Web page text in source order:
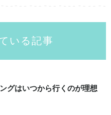
いる記事
グはいつから行くのが理想